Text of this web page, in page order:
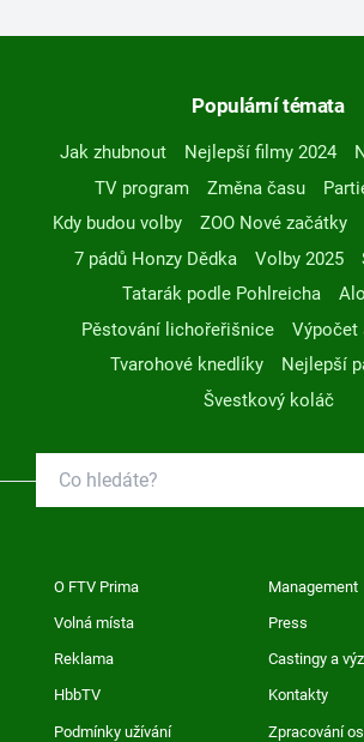
Populární témata
Jak zhubnout Nejlepší filmy 2024
TV program
Změna času
Kdy budou volby
ZOO Nové začátky
7 pádů Honzy Dědka
Volby 2025
Tatarák podle Pohlreicha
Pěstování lichořeřišnice
Výpočet
Tvarohové knedlíky
Nejlepší
Švestkový koláč
O FTV Prima Management
Volná místa Press
Reklama Castingy a
HbbTV Kontakty
Podmínky užívání Zpracování